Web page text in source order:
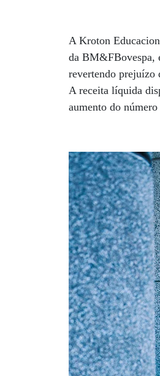
A Kroton
da BM&FBovespa,
revertendo prejuízo
A receita líquida
aumento do